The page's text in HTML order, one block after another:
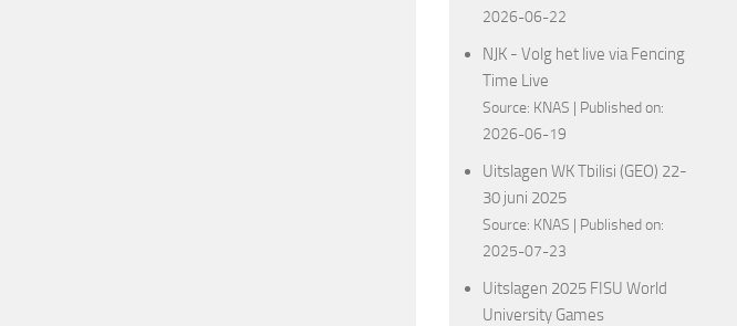
2026-06-22
NJK - Volg het live via Fencing
Time Live
Source: KNAS
Published on:
2026-06-19
Uitslagen WK Tbilisi (GEO) 22-
30 juni 2025
Source: KNAS
Published on:
2025-07-23
Uitslagen 2025 FISU World
University Games